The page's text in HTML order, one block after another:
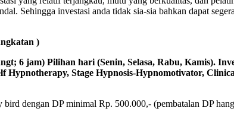
Sehingga investasi anda tidak sia-sia bahkan dapat
)
6 jam) Pilihan hari (Senin, Selasa, Rabu, Kamis).
Hypnotherapy, Stage Hypnosis-Hypnomotivator,
dengan DP minimal Rp. 500.000,- (pembatalan DP